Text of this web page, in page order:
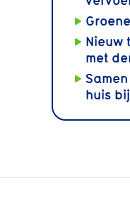
Nieuw
met
huis